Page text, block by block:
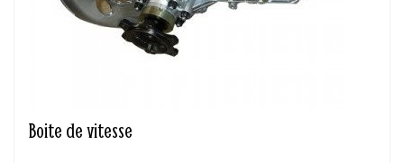
Boite de vitesse